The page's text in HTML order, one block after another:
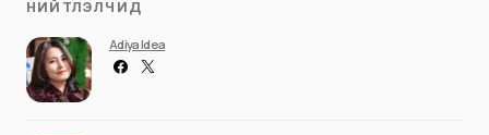
НИЙТЛЭЛЧИД
Adiya Idea